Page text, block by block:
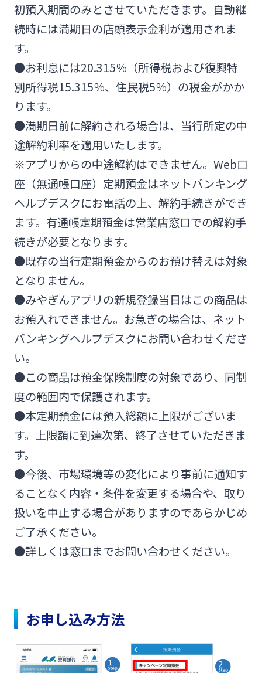
初預入期間のみとさせていただきます。自動継
続時には満期日の店頭表示金利が適用されま
す。
●お利息には20.315％（所得税および復興特
別所得税15.315％、住民税5％）の税金がかか
ります。
●満期日前に解約される場合は、当行所定の中
途解約利率を適用いたします。
※アプリからの中途解約はできません。Web口
座（無通帳口座）定期預金はネットバンキング
ヘルプデスクにお電話の上、解約手続きができ
ます。有通帳定期預金は営業店窓口での解約手
続きが必要となります。
●既存の当行定期預金からのお預け替えは対象
となりません。
●みやぎんアプリの新規登録当日はこの商品は
お預入れできません。お急ぎの場合は、ネット
バンキングヘルプデスクにお問い合わせくださ
い。
●この商品は預金保険制度の対象であり、同制
度の範囲内で保護されます。
●本定期預金には預入総額に上限がございま
す。上限額に到達次第、終了させていただきま
す。
●今後、市場環境等の変化により事前に通知す
ることなく内容・条件を変更する場合や、取り
扱いを中止する場合がありますのであらかじめ
ご了承ください。
●詳しくは窓口までお問い合わせください。
お申し込み方法